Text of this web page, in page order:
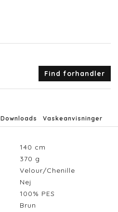
Find forhandler
Downloads Vaskeanvisninger
140 cm
370 g
Velour/Chenille
Nej
100% PES
Brun